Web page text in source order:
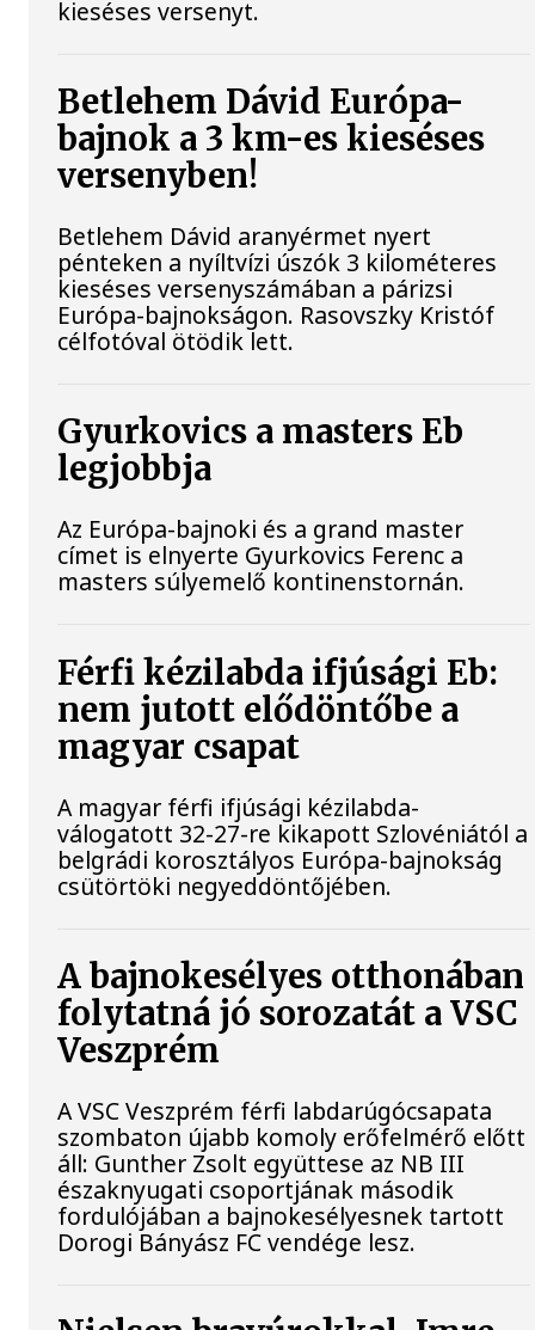
kieséses versenyt.
Betlehem Dávid Európa-
bajnok a 3 km-es kieséses
versenyben!
Betlehem Dávid aranyérmet nyert
pénteken a nyíltvízi úszók 3 kilométeres
kieséses versenyszámában a párizsi
Európa-bajnokságon. Rasovszky Kristóf
célfotóval ötödik lett.
Gyurkovics a masters Eb
legjobbja
Az Európa-bajnoki és a grand master
címet is elnyerte Gyurkovics Ferenc a
masters súlyemelő kontinenstornán.
Férfi kézilabda ifjúsági Eb:
nem jutott elődöntőbe a
magyar csapat
A magyar férfi ifjúsági kézilabda-
válogatott 32-27-re kikapott Szlovéniától a
belgrádi korosztályos Európa-bajnokság
csütörtöki negyeddöntőjében.
A bajnokesélyes otthonában
folytatná jó sorozatát a VSC
Veszprém
A VSC Veszprém férfi labdarúgócsapata
szombaton újabb komoly erőfelmérő előtt
áll: Gunther Zsolt együttese az NB III
északnyugati csoportjának második
fordulójában a bajnokesélyesnek tartott
Dorogi Bányász FC vendége lesz.